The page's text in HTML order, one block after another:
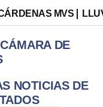
MVS
DE
NOTICIAS DE